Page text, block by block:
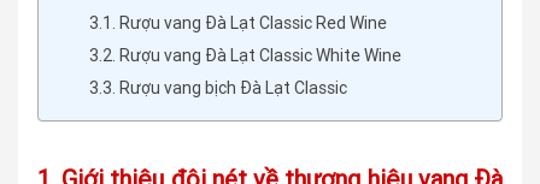
3.1. Rượu vang Đà Lạt Classic Red Wine
3.2. Rượu vang Đà Lạt Classic White Wine
3.3. Rượu vang bịch Đà Lạt Classic